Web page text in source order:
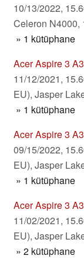
10/13/2022,
Celeron N4000,
» 1 kütüphane
Acer Aspire 3
11/12/2021,
EU), Jasper
» 1 kütüphane
Acer Aspire 3
09/15/2022,
EU), Jasper
» 1 kütüphane
Acer Aspire 3
11/02/2021,
EU), Jasper
» 2 kütüphane